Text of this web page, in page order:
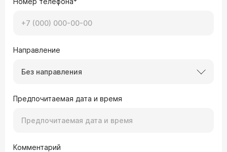
Направление
Без направления
Предпочитаемая дата и время
Комментарий